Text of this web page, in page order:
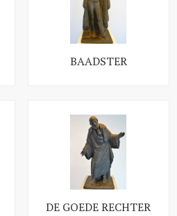
BAADSTER
DE GOEDE RECHTER